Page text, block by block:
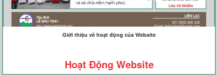
Giới thiệu về hoạt động của Website
Hoạt Động Website